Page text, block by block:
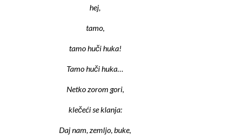
hej,
tamo,
tamo huči huka!
Tamo huči huka…
Netko zorom gori,
klečeći se klanja:
Daj nam, zemljo, buke,